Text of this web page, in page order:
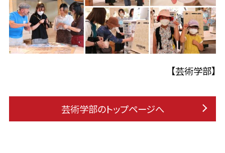
【芸術学部】
芸術学部のトップページへ